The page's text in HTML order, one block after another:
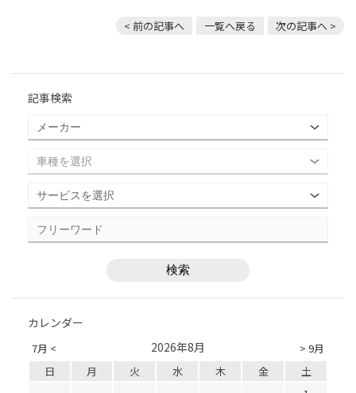
< 前の記事へ 一覧へ戻る 次の記事へ >
記事検索
カレンダー
7月 < > 9月
2026年8月
日 月 火 水 木 金
土